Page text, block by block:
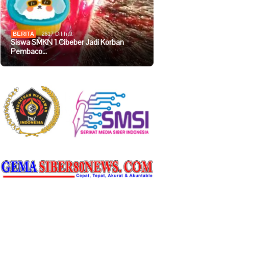
BERITA 2617 Dilihat
Siswa SMKN 1 Cibeber Jadi Korban
Pembaco…